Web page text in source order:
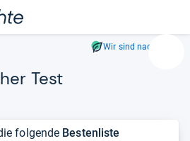
Wir sind nachhaltig
Test
folgende Bestenliste